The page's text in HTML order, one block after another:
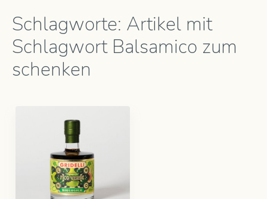
Schlagworte: Artikel mit
Schlagwort Balsamico zum
schenken